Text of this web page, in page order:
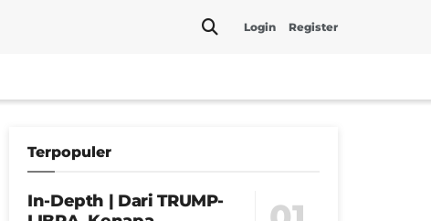
Login Register
Terpopuler
In-Depth | Dari TRUMP-